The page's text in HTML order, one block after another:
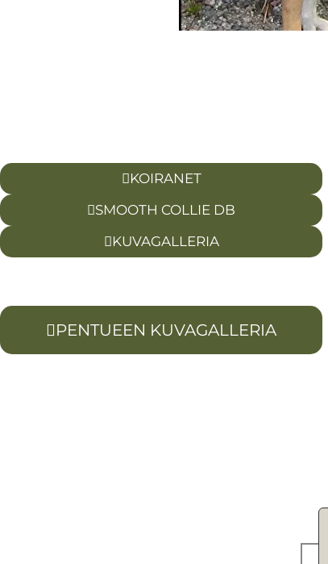
KOIRANET
SMOOTH COLLIE DB
KUVAGALLERIA
PENTUEEN KUVAGALLERIA